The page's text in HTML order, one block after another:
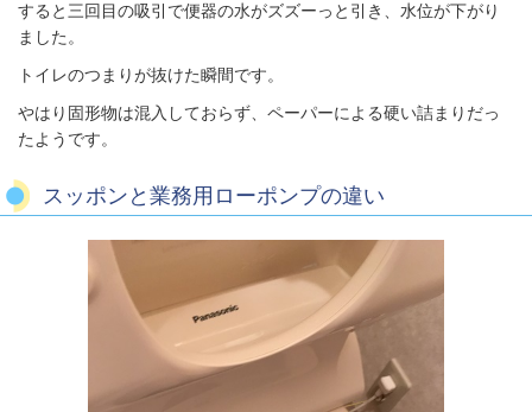
すると三回目の吸引で便器の水がズズーっと引き、水位が下がり
ました。
トイレのつまりが抜けた瞬間です。
やはり固形物は混入しておらず、ペーパーによる硬い詰まりだっ
たようです。
スッポンと業務用ローポンプの違い